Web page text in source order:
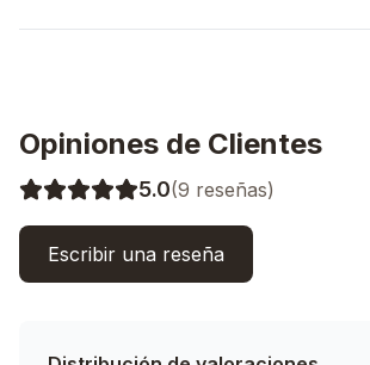
Opiniones de Clientes
5.0(9 reseñas)
Escribir una reseña